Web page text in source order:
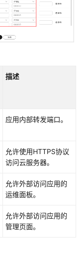
描述
应用内部转发端口。
允许使用HTTPS协议
访问云服务器。
允许外部访问应用的
运维面板。
允许外部访问应用的
管理页面。